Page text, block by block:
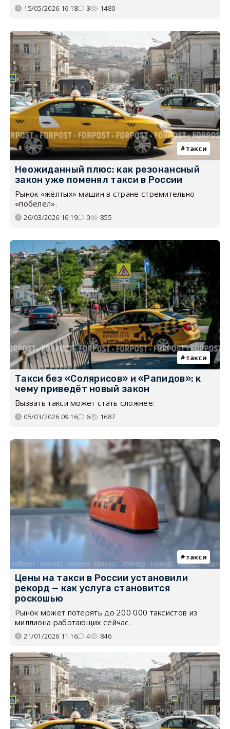
15/05/2026 16:18 3 1480
такси
Неожиданный плюс: как резонансный
закон уже поменял такси в России
Рынок «жёлтых» машин в стране стремительно
«побелел».
26/03/2026 16:19 0 855
такси
Такси без «Солярисов» и «Рапидов»: к
чему приведёт новый закон
Вызвать такси может стать сложнее.
05/03/2026 09:16 6 1687
такси
Цены на такси в России установили
рекорд — как услуга становится
роскошью
Рынок может потерять до 200 000 таксистов из
миллиона работающих сейчас.
21/01/2026 11:16 4 846